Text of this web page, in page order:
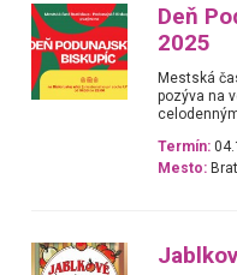
Deň
2025
Mestská
pozýva na
Termín:
Mesto: